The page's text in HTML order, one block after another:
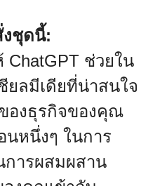
ชุดนี้:
ช่วยใน
ยลมีเดียที่น่าสนใจ
องธุรกิจของคุณ
หนึ่งๆ ในการ
การผสมผสาน